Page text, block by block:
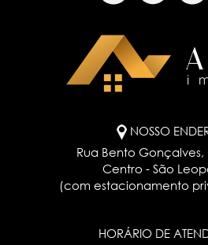
NOSSO
Rua Bento Gonçalves,
Centro - São
(com estacionamento
HORÁRIO DE